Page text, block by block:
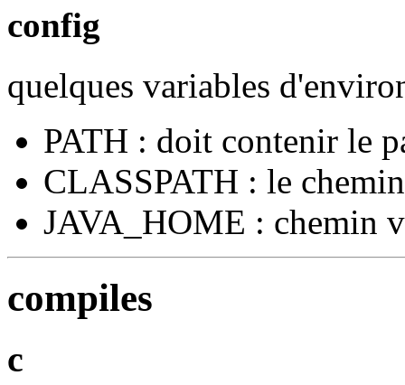
config
quelques variables
PATH : doit contenir le
CLASSPATH : le
JAVA_HOME : chemin
compiles
c